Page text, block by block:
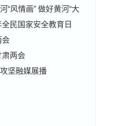
“风情画” 做好黄河“大
全民国家安全教育日
会
肃两会
坚融媒展播